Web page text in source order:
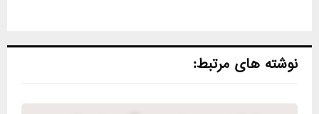
نوشته های مرتبط: